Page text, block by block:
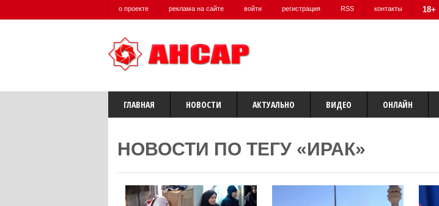
о проекте реклама на сайте войти регистрация RSS контакты 18+
ГЛАВНАЯ НОВОСТИ АКТУАЛЬНО ВИДЕО ОНЛАЙН
НОВОСТИ ПО ТЕГУ «ИРАК»